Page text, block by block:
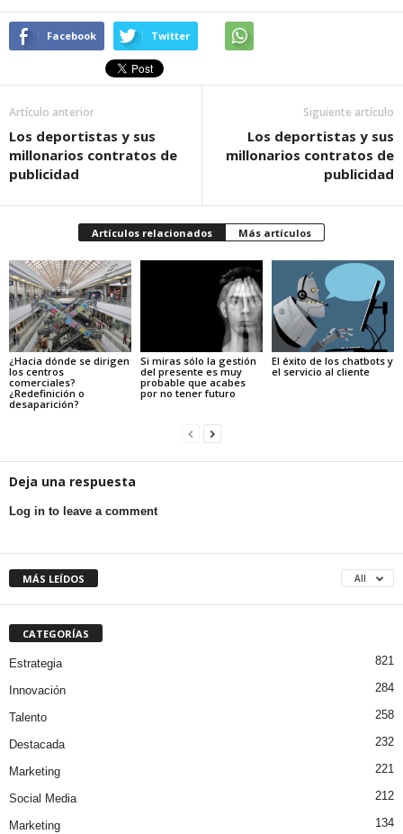
Facebook Twitter
Artículo anterior
Los deportistas y sus
millonarios contratos de
publicidad
Siguiente artículo
Los deportistas y sus
millonarios contratos de
publicidad
Artículos relacionados Más artículos
¿Hacia dónde se dirigen
los centros
comerciales?
¿Redefinición o
desaparición?
Si miras sólo la gestión
del presente es muy
probable que acabes
por no tener futuro
El éxito de los chatbots y
el servicio al cliente
Deja una respuesta
Log in to leave a comment
MÁS LEÍDOS All
CATEGORÍAS
Estrategia 821
Innovación 284
Talento 258
Destacada 232
Marketing 221
Social Media 212
Marketing 134